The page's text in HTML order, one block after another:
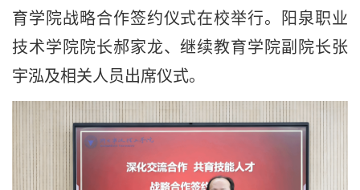
育学院战略合作签约仪式在校举行。阳泉职业
技术学院院长郝家龙、继续教育学院副院长张
宇泓及相关人员出席仪式。